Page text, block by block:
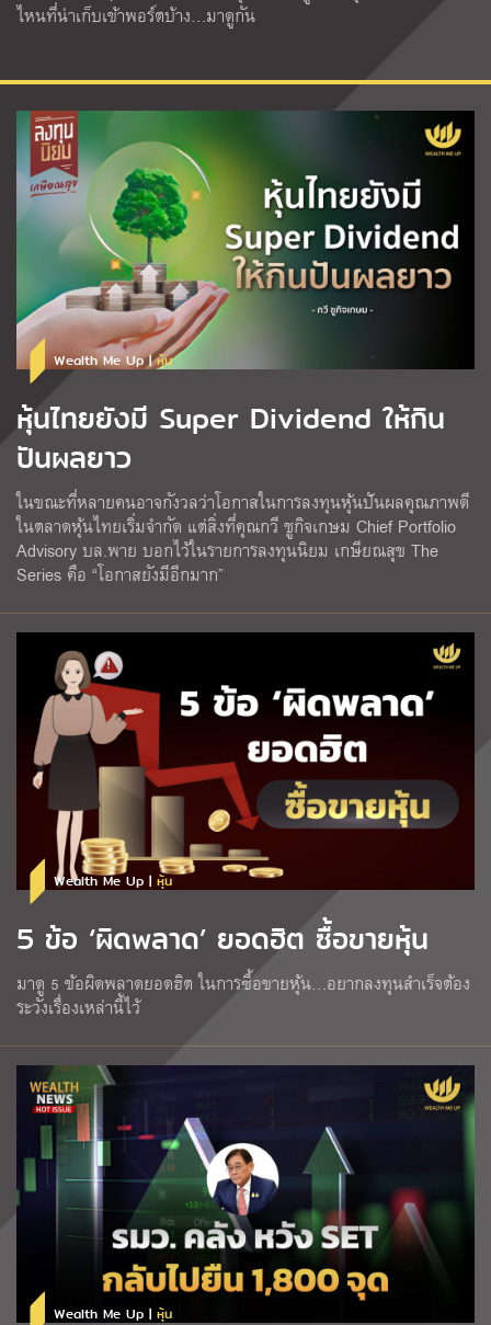
ไหนที่น่าเก็บเข้าพอร์ตบ้าง…มาดูกัน
Wealth Me Up |หุ้น
หุ้นไทยยังมี Super Dividend ให้กิน
ปันผลยาว
ในขณะที่หลายคนอาจกังวลว่าโอกาสในการลงทุนหุ้นปันผลคุณภาพดี
ในตลาดหุ้นไทยเริ่มจำกัด แต่สิ่งที่คุณกวี ชูกิจเกษม Chief Portfolio
Advisory บล.พาย บอกไว้ในรายการลงทุนนิยม เกษียณสุข The
Series คือ “โอกาสยังมีอีกมาก”
Wealth Me Up | หุ้น
5 ข้อ ‘ผิดพลาด’ ยอดฮิต ซื้อขายหุ้น
มาดู 5 ข้อผิดพลาดยอดฮิต ในการซื้อขายหุ้น…อยากลงทุนสำเร็จต้อง
ระวังเรื่องเหล่านี้ไว้
Wealth Me Up | หุ้น